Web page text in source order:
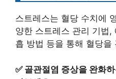
스트레스는 혈당 수치에
양한 스트레스 관리 기법,
흡 방법 등을 통해 혈당을
✅ 골관절염 증상을 완화